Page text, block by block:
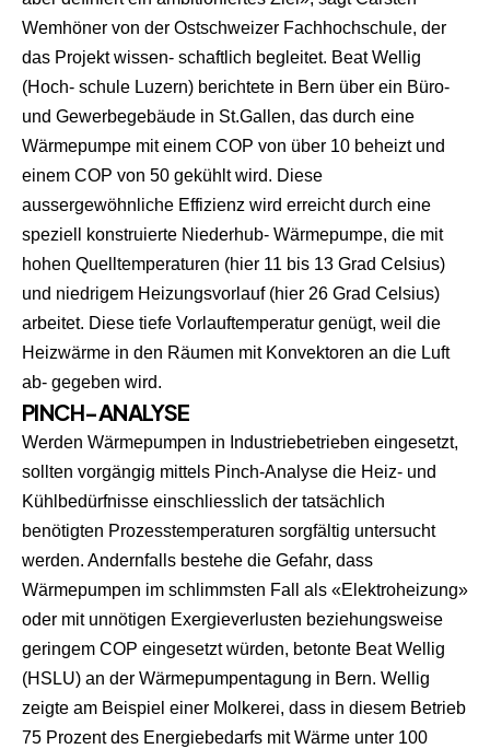
Wemhöner von der Ostschweizer Fachhochschule, der
das Projekt wissen- schaftlich begleitet. Beat Wellig
(Hoch- schule Luzern) berichtete in Bern über ein Büro-
und Gewerbegebäude in St.Gallen, das durch eine
Wärmepumpe mit einem COP von über 10 beheizt und
einem COP von 50 gekühlt wird. Diese
aussergewöhnliche Effizienz wird erreicht durch eine
speziell konstruierte Niederhub- Wärmepumpe, die mit
hohen Quelltemperaturen (hier 11 bis 13 Grad Celsius)
und niedrigem Heizungsvorlauf (hier 26 Grad Celsius)
arbeitet. Diese tiefe Vorlauftemperatur genügt, weil die
Heizwärme in den Räumen mit Konvektoren an die Luft
ab- gegeben wird.
PINCH-ANALYSE
Werden Wärmepumpen in Industriebetrieben eingesetzt,
sollten vorgängig mittels Pinch-Analyse die Heiz- und
Kühlbedürfnisse einschliesslich der tatsächlich
benötigten Prozesstemperaturen sorgfältig untersucht
werden. Andernfalls bestehe die Gefahr, dass
Wärmepumpen im schlimmsten Fall als «Elektroheizung»
oder mit unnötigen Exergieverlusten beziehungsweise
geringem COP eingesetzt würden, betonte Beat Wellig
(HSLU) an der Wärmepumpentagung in Bern. Wellig
zeigte am Beispiel einer Molkerei, dass in diesem Betrieb
75 Prozent des Energiebedarfs mit Wärme unter 100